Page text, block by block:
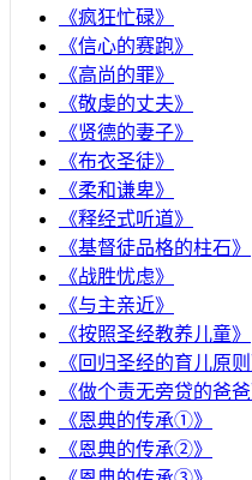
《疯狂忙碌》
《信心的赛跑》
《高尚的罪》
《敬虔的丈夫》
《贤德的妻子》
《布衣圣徒》
《柔和谦卑》
《释经式听道》
《基督徒品格的柱石》
《战胜忧虑》
《与主亲近》
《按照圣经教养儿童》
《回归圣经的育儿原则
《做个责无旁贷的爸爸
《恩典的传承①》
《恩典的传承②》